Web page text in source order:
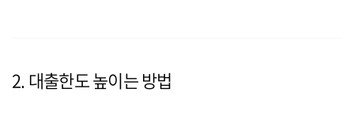
2. 대출한도 높이는 방법